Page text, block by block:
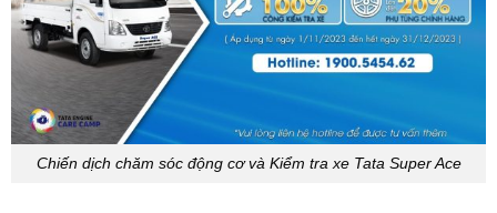
Chiến dịch chăm sóc động cơ và Kiểm tra xe Tata Super Ace